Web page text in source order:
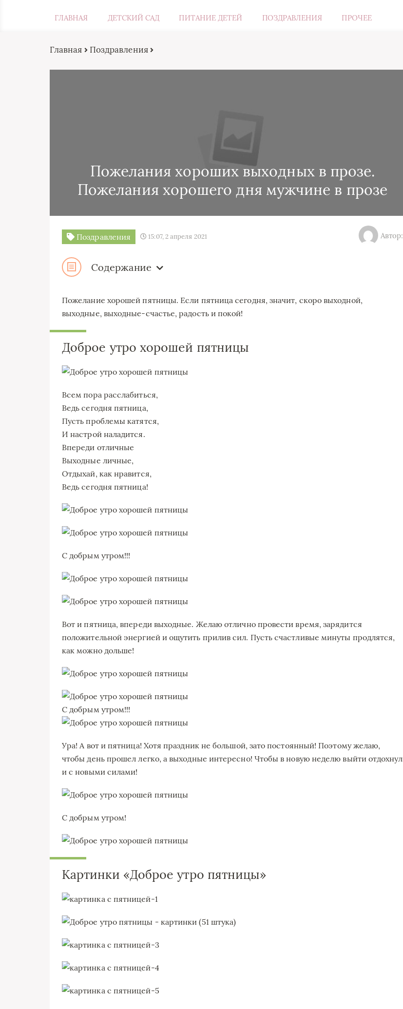
ГЛАВНАЯ ДЕТСКИЙ САД ПИТАНИЕ ДЕТЕЙ ПОЗДРАВЛЕНИЯ ПРОЧЕЕ
Главная Поздравления
Пожелания хороших выходных в прозе.
Пожелания хорошего дня мужчине в прозе
Поздравления 15:07, 2 апреля 2021 Автор:
Содержание
Пожелание хорошей пятницы. Если пятница сегодня, значит, скоро выходной,
выходные, выходные-счаcтье, радость и покой!
Доброе утро хорошей пятницы
Всем пора расслабиться,
Ведь сегодня пятница,
Пусть проблемы катятся,
И настрой наладится.
Впереди отличные
Выходные личные,
Отдыхай, как нравится,
Ведь сегодня пятница!
С добрым утром!!!
Вот и пятница, впереди выходные. Желаю отлично провести время, зарядится
положительной энергией и ощутить прилив сил. Пусть счастливые минуты продлятся,
как можно дольше!
С добрым утром!!!
Ура! А вот и пятница! Хотя праздник не большой, зато постоянный! Поэтому желаю,
чтобы день прошел легко, а выходные интересно! Чтобы в новую неделю выйти отдохнул
и с новыми силами!
С добрым утром!
Картинки «Доброе утро пятницы»